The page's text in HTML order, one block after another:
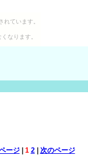
ています。
なります。
ージ| 1 2| 次のページ